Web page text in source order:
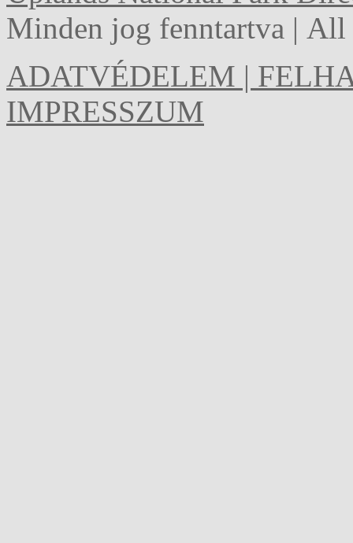
Minden jog fenntartva |
ADATVÉDELEM |
IMPRESSZUM